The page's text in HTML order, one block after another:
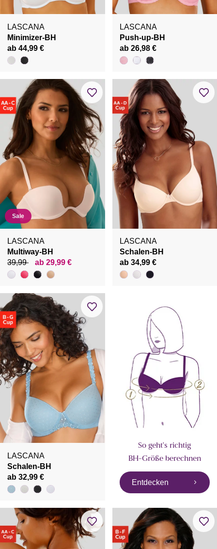
LASCANA
Minimizer-BH
ab 44,99 €
LASCANA
Push-up-BH
ab 26,98 €
Sale
LASCANA
Multiway-BH
39,99
ab 29,99 €
LASCANA
Schalen-BH
ab 34,99 €
LASCANA
Schalen-BH
ab 32,99 €
So geht's richtig
BH-Größe berechnen
Entdecken